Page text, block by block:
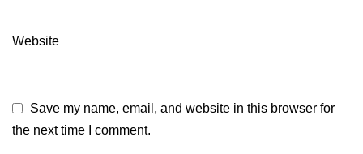
Website
Save my name, email, and website in this browser for
the next time I comment.